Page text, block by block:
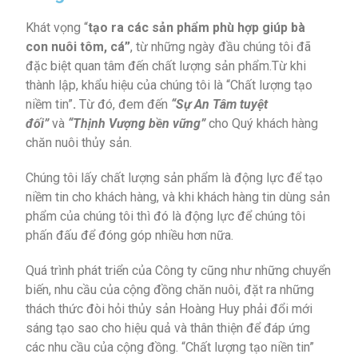
Khát vọng “tạo ra các sản phẩm phù hợp giúp bà
con nuôi tôm, cá”, từ những ngày đầu chúng tôi đã
đặc biệt quan tâm đến chất lượng sản phẩm.Từ khi
thành lập, khẩu hiệu của chúng tôi là “Chất lượng tạo
niềm tin”. Từ đó, đem đến “Sự An Tâm tuyệt
đối”và “Thịnh Vượng bền vững”cho Quý khách hàng
chăn nuôi thủy sản.
Chúng tôi lấy chất lượng sản phẩm là động lực để tạo
niềm tin cho khách hàng, và khi khách hàng tin dùng sản
phẩm của chúng tôi thì đó là động lực để chúng tôi
phấn đấu để đóng góp nhiều hơn nữa.
Quá trình phát triển của Công ty cũng như những chuyển
biến, nhu cầu của cộng đồng chăn nuôi, đặt ra những
thách thức đòi hỏi thủy sản Hoàng Huy phải đổi mới
sáng tạo sao cho hiệu quả và thân thiện để đáp ứng
các nhu cầu của cộng đồng. “Chất lượng tạo niền tin”